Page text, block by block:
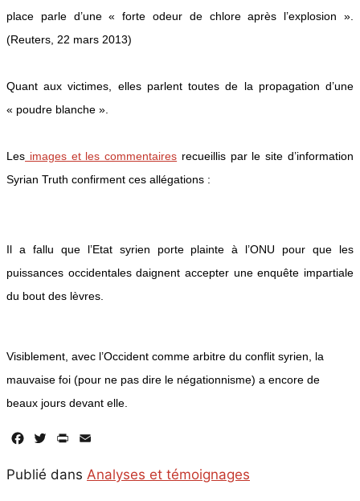
place parle d’une « forte odeur de chlore après l’explosion ».
(Reuters, 22 mars 2013)
Quant aux victimes, elles parlent toutes de la propagation d’une
« poudre blanche ».
Les images et les commentaires recueillis par le site d’information
Syrian Truth confirment ces allégations :
Il a fallu que l’Etat syrien porte plainte à l’ONU pour que les
puissances occidentales daignent accepter une enquête impartiale
du bout des lèvres.
Visiblement, avec l’Occident comme arbitre du conflit syrien, la
mauvaise foi (pour ne pas dire le négationnisme) a encore de
beaux jours devant elle.
Facebook
TwitterPrintFriendly
Publié dans Analyses et témoignages